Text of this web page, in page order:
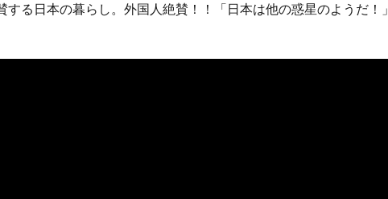
る日本の暮らし。外国人絶賛！！「日本は他の惑星のようだ！」